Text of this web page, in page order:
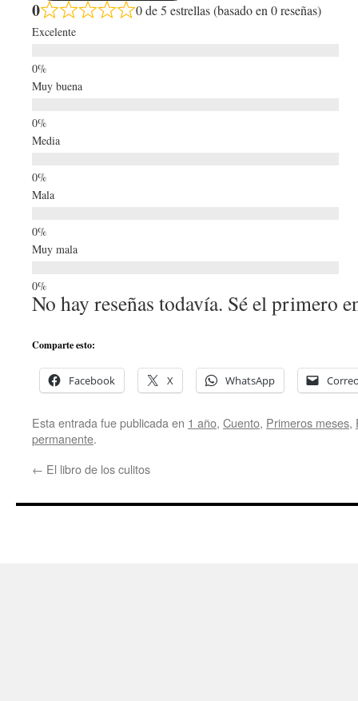
0 0 de 5 estrellas (basado en 0 reseñas)
Excelente
Muy buena
Media
Mala
Muy mala
No hay reseñas todavía. Sé el primero
Comparte esto:
Facebook X WhatsApp
Esta entrada fue publicada en 1 año, Cuento, Primeros meses,
permanente.
← El libro de los culitos